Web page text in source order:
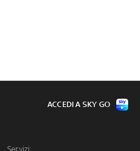
Servizi:
ACCEDI A SKY GO